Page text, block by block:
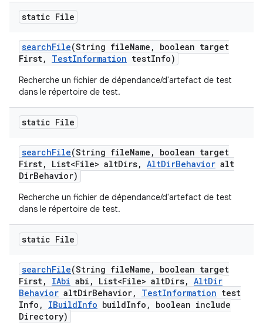
static File
searchFile(String fileName ,
boolean target
First, TestInformation testInfo)
Recherche un fichier de dépendance/d'artefact de test
dans le répertoire de test.
static File
searchFile(String fileName ,
boolean target
First, List<File> altDirs, AltDirBehavior alt
DirBehavior)
Recherche un fichier de dépendance/d'artefact de test
dans le répertoire de test.
static File
searchFile(String fileName ,
boolean target
First, IAbi abi , List<File> altDirs, AltDir
Behavior altDirBehavior, TestInformation test
Info , IBuildInfo buildInfo ,
boolean include
Directory)